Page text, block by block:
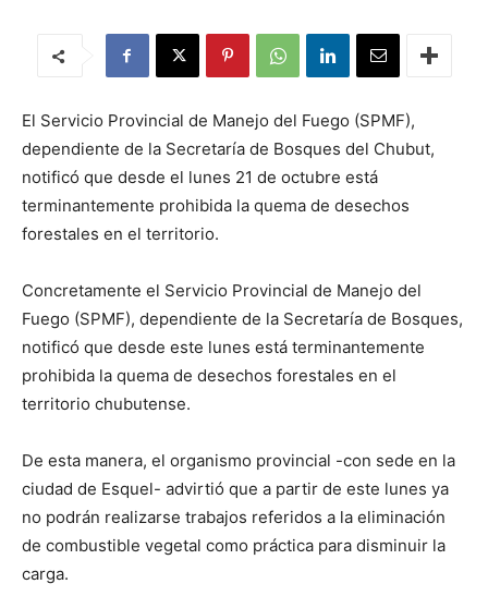
El Servicio Provincial de Manejo del Fuego (SPMF),
dependiente de la Secretaría de Bosques del Chubut,
notificó que desde el lunes 21 de octubre está
terminantemente prohibida la quema de desechos
forestales en el territorio.
Concretamente el Servicio Provincial de Manejo del
Fuego (SPMF), dependiente de la Secretaría de Bosques,
notificó que desde este lunes está terminantemente
prohibida la quema de desechos forestales en el
territorio chubutense.
De esta manera, el organismo provincial -con sede en la
ciudad de Esquel- advirtió que a partir de este lunes ya
no podrán realizarse trabajos referidos a la eliminación
de combustible vegetal como práctica para disminuir la
carga.